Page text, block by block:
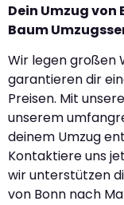
Dein Umzug
Baum
Wir legen großen
garantieren dir
Preisen. Mit
unserem
deinem Umzug
Kontaktiere uns
wir unterstützen
von Bonn nach